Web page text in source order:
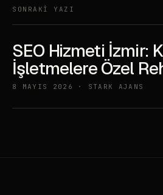
SONRAKİ YAZI
SEO Hizmeti İzmir:
İşletmelere Özel
8 MAYIS 2026 · STARK AJANS